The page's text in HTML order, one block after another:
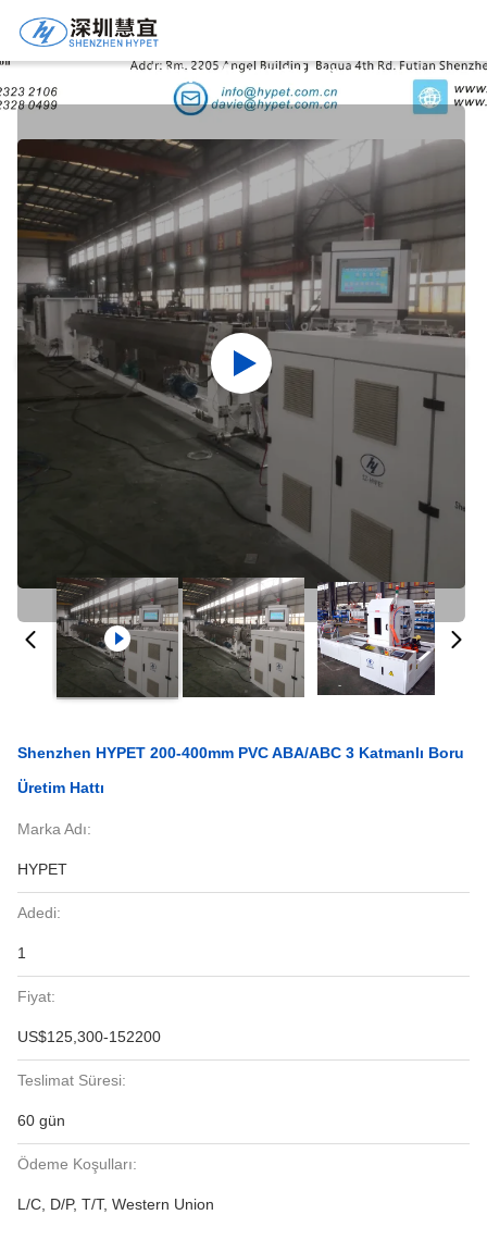
Ürün Ayrıntıları
Shenzhen HYPET 200-400mm PVC ABA/ABC 3 Katmanlı Boru
Üretim Hattı
Marka Adı:
HYPET
Adedi:
1
Fiyat:
US$125,300-152200
Teslimat Süresi:
60 gün
Ödeme Koşulları:
L/C, D/P, T/T, Western Union